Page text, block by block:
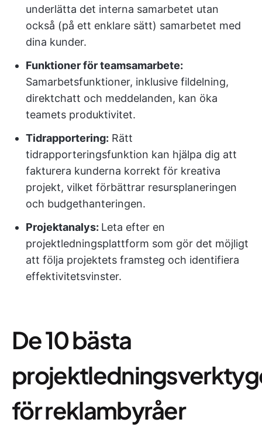
underlätta det interna samarbetet utan
också (på ett enklare sätt) samarbetet med
dina kunder.
Funktioner för teamsamarbete:
Samarbetsfunktioner, inklusive fildelning,
direktchatt och meddelanden, kan öka
teamets produktivitet.
Tidrapportering: Rätt
tidrapporteringsfunktion kan hjälpa dig att
fakturera kunderna korrekt för kreativa
projekt, vilket förbättrar resursplaneringen
och budgethanteringen.
Projektanalys: Leta efter en
projektledningsplattform som gör det möjligt
att följa projektets framsteg och identifiera
effektivitetsvinster.
De 10 bästa
för reklambyråer